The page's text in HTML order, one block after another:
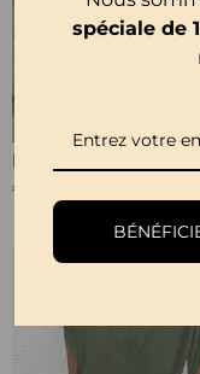
€33,99
spéciale de